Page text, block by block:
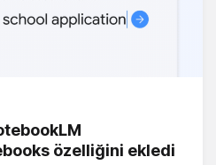
özelliğini ekledi